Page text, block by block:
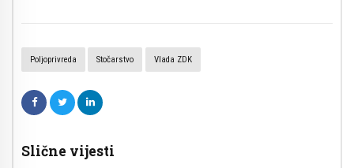
Poljoprivreda Stočarstvo Vlada ZDK
Slične vijesti